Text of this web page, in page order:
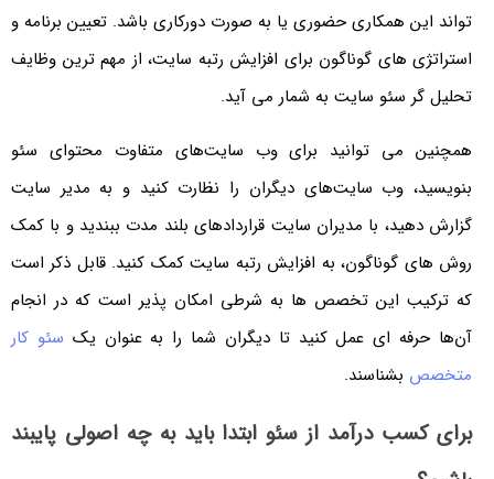
تواند این همکاری حضوری یا به صورت دورکاری باشد. تعیین برنامه و
استراتژی های گوناگون برای افزایش رتبه سایت، از مهم ترین وظایف
تحلیل گر سئو سایت به شمار می آید.
همچنین می توانید برای وب سایت‌های متفاوت محتوای سئو
بنویسید، وب سایت‌های دیگران را نظارت کنید و به مدیر سایت
گزارش دهید، با مدیران سایت قراردادهای بلند مدت ببندید و با کمک
روش های گوناگون، به افزایش رتبه سایت کمک کنید. قابل ذکر است
که ترکیب این تخصص ها به شرطی امکان پذیر است که در انجام
آن‌ها حرفه ای عمل کنید تا دیگران شما را به عنوان یک سئو کار
متخصصبشناسند.
برای کسب درآمد از سئو ابتدا باید به چه اصولی پایبند